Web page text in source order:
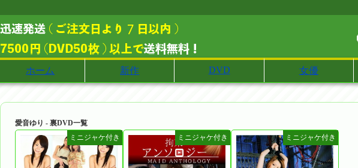
ホーム 新作 DVD 女優
愛音ゆり - 裏DVD一覧